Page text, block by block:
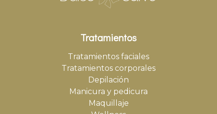
Tratamientos
Tratamientos faciales
Tratamientos corporales
Depilación
Manicura y pedicura
Maquillaje